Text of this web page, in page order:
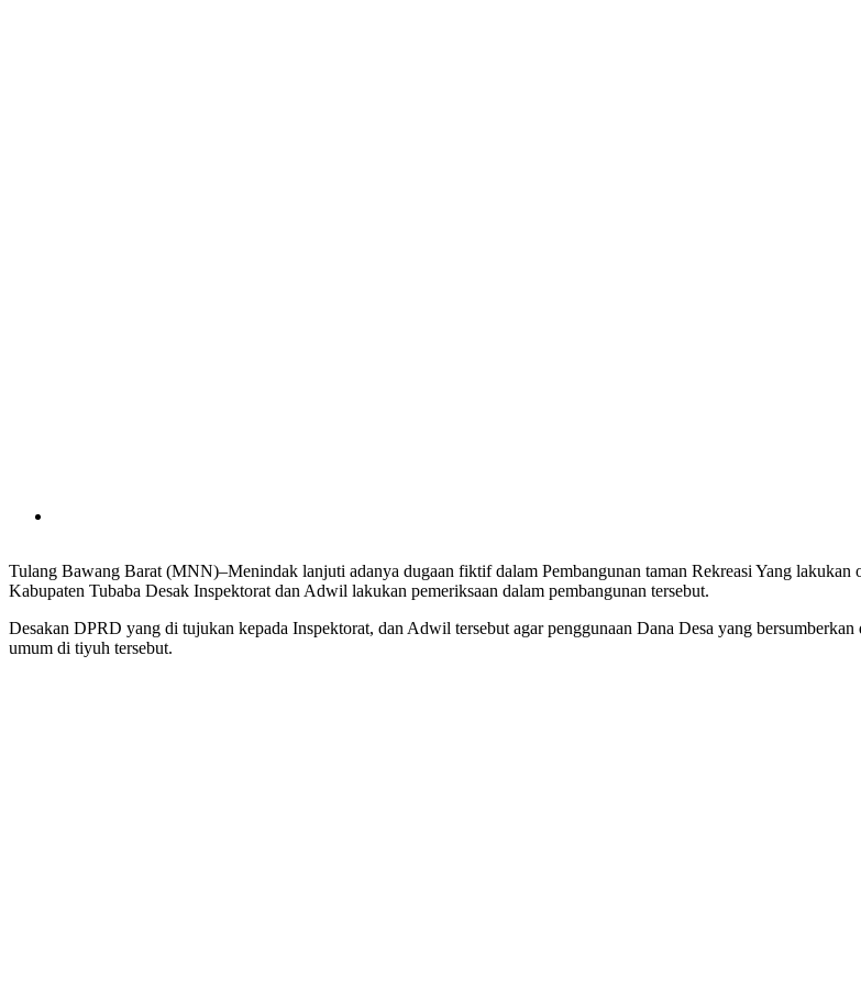
Tulang Bawang Barat (MNN)–Menindak lanjuti adanya dugaan fiktif dalam Pembangunan taman Rekreasi Yang
Kabupaten Tubaba Desak Inspektorat dan Adwil lakukan pemeriksaan dalam pembangunan tersebut.
Desakan DPRD yang di tujukan kepada Inspektorat, dan Adwil tersebut agar penggunaan Dana Desa yang
umum di tiyuh tersebut.